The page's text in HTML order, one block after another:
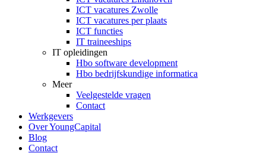
ICT vacatures Zwolle
ICT vacatures per plaats
ICT functies
IT traineeships
IT opleidingen
Hbo software development
Hbo bedrijfskundige informatica
Meer
Veelgestelde vragen
Contact
Werkgevers
Over YoungCapital
Blog
Contact